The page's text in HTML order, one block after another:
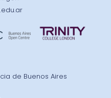
de Buenos Aires